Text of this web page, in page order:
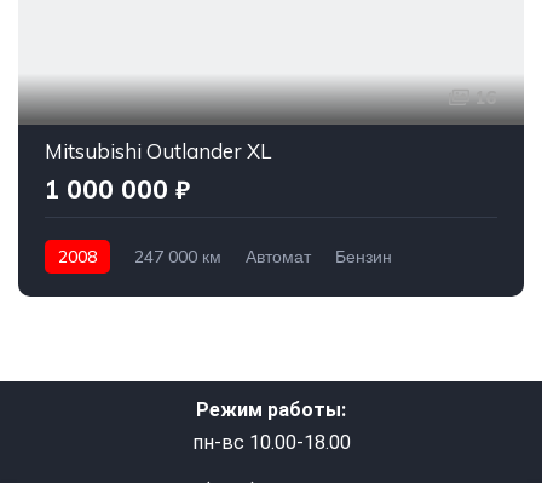
16
Mitsubishi Outlander XL
1 000 000 ₽
2008 247 000 км Автомат
Бензин
Режим работы:
пн-вс 10.00-18.00